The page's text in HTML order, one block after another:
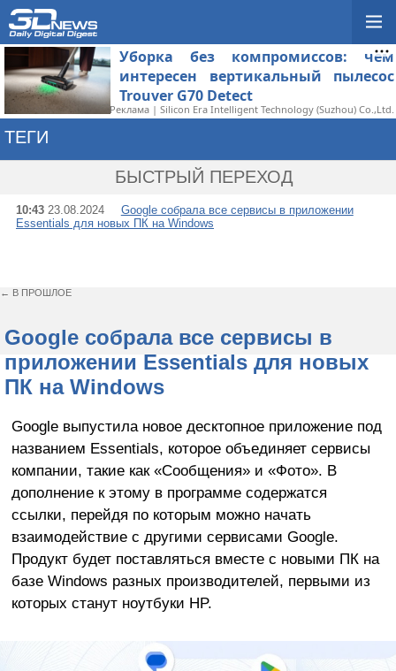
Уборка без компромиссов: чем
интересен вертикальный пылесос
Trouver G70 Detect
Реклама | Silicon Era Intelligent Technology (Suzhou) Co.,Ltd.
ТЕГИ
БЫСТРЫЙ ПЕРЕХОД
10:43 23.08.2024
Google собрала все сервисы в приложении
Essentials для новых ПК на Windows
← В ПРОШЛОЕ
Google собрала все сервисы в
приложении Essentials для новых
ПК на Windows
Google выпустила новое десктопное приложение под
названием Essentials, которое объединяет сервисы
компании, такие как «Сообщения» и «Фото». В
дополнение к этому в программе содержатся
ссылки, перейдя по которым можно начать
взаимодействие с другими сервисами Google.
Продукт будет поставляться вместе с новыми ПК на
базе Windows разных производителей, первыми из
которых станут ноутбуки HP.